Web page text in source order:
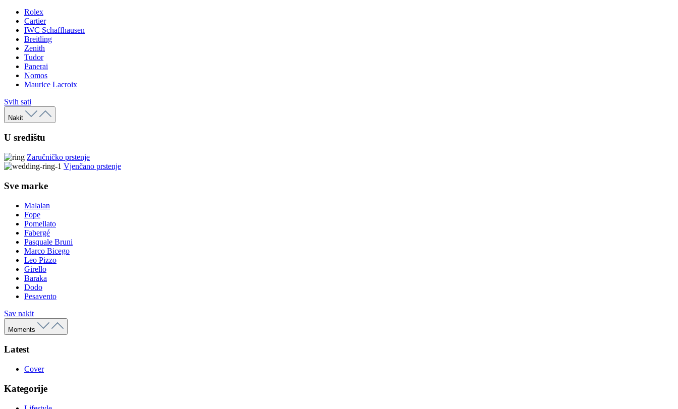
Rolex
Cartier
IWC Schaffhausen
Breitling
Zenith
Tudor
Panerai
Nomos
Maurice Lacroix
Svih sati
Nakit
U središtu
Zaručničko prstenje
Vjenčano prstenje
Sve marke
Malalan
Fope
Pomellato
Fabergé
Pasquale Bruni
Marco Bicego
Leo Pizzo
Girello
Baraka
Dodo
Pesavento
Sav nakit
Moments
Latest
Cover
Kategorije